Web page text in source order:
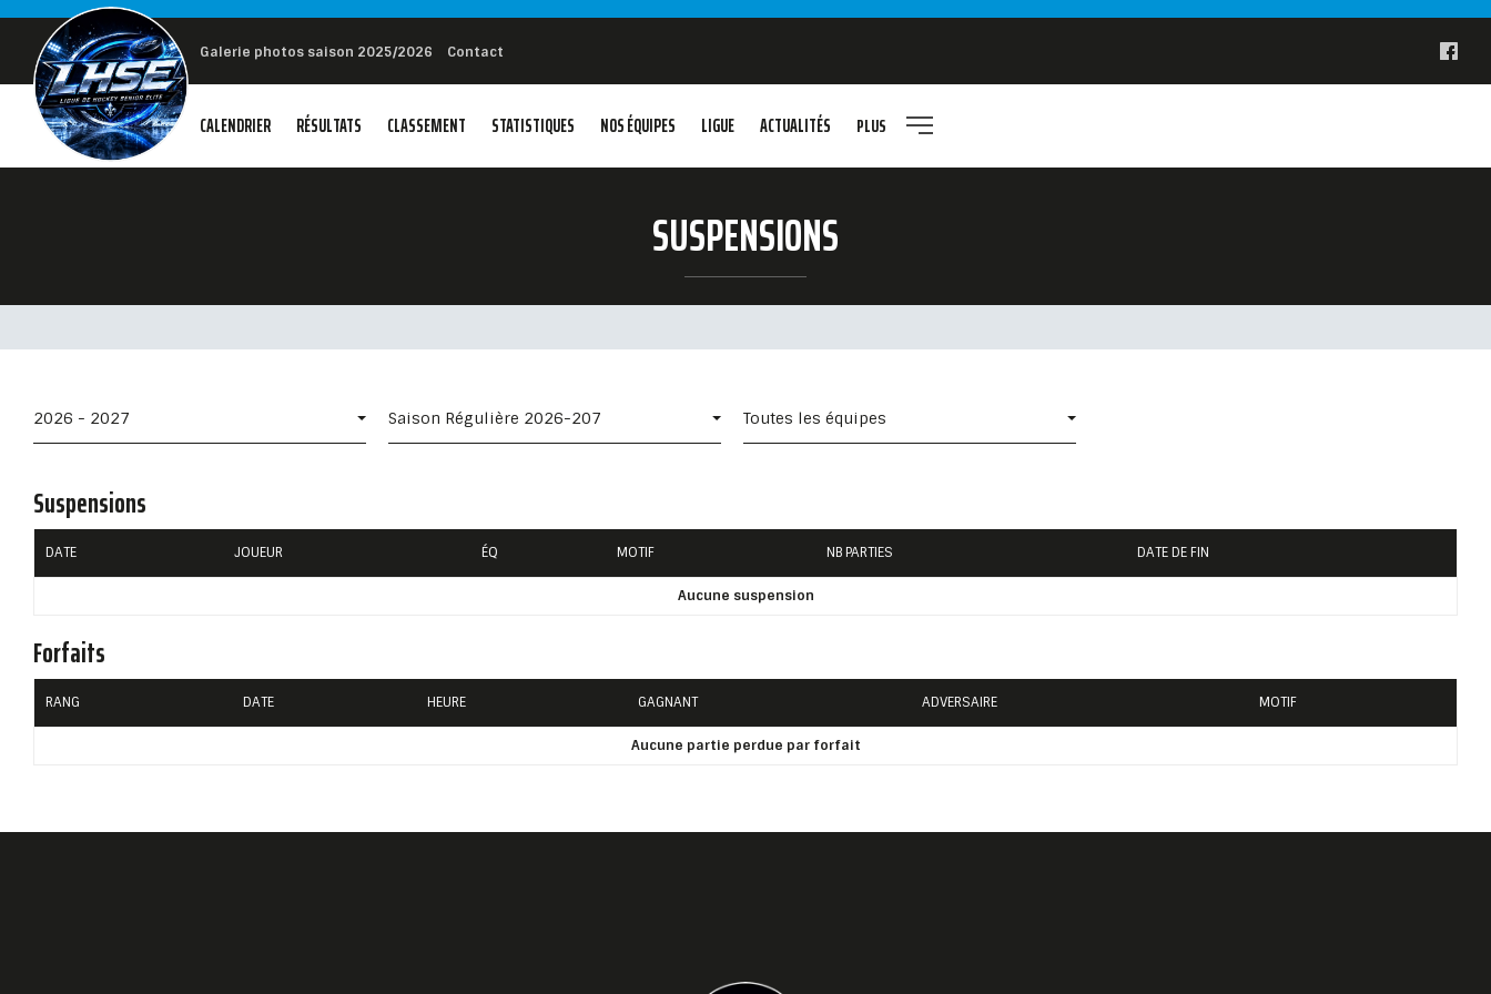
Galerie photos saison 2025/2026 Contact
CALENDRIER RÉSULTATS CLASSEMENT STATISTIQUES NOS ÉQUIPES LIGUE ACTUALITÉS PLUS
SUSPENSIONS
2026 - 2027 Saison Régulière 2026-207 Toutes les équipes
Suspensions
DATE JOUEUR ÉQ MOTIF NB PARTIES DATE DE FIN
Aucune suspension
Forfaits
RANG DATE HEURE GAGNANT ADVERSAIRE MOTIF
Aucune partie perdue par forfait